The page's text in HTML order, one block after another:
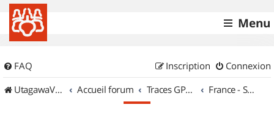
Menu
FAQ Connexion
Inscription
UtagawaVTT (Randos VTT et VTTAE avec traces GPS)
Accueil forum Traces GPS de randos VTT France - Sud Est